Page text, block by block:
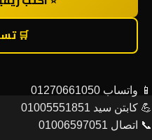
🛒
📱 واتساب 01270661050
💪 كابتن سيد 01005551851
📞 اتصال 01006597051